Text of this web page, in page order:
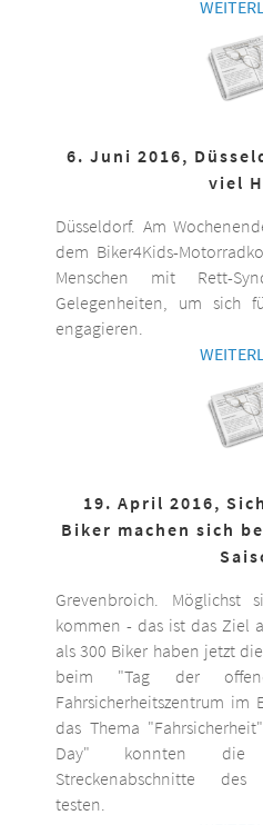
6. Juni 2016,
viel
Düsseldorf. Am
dem Biker4Kids-
Menschen mit Rett-
Gelegenheiten, um sich
engagieren.
19. April 2016,
Biker machen sich
Grevenbroich. Möglichst
kommen - das ist das Ziel
als 300 Biker haben jetzt
beim "Tag der
Fahrsicherheitszentrum im
das Thema
Day" konnten die
Streckenabschnitte des
testen.